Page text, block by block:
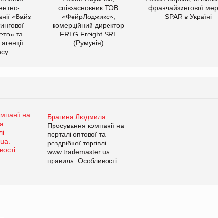
«Вайз
та
співзасновник ТОВ
«ФейрЛоджикс»,
комерційний директор
FRLG Freight SRL
(Румунія)
франчайзингової
SPAR в Україні
Брагина Людмила
Просування компанії на
порталі оптової та
роздрібної торгівлі
www.trademaster.ua.
правила. Особливості.